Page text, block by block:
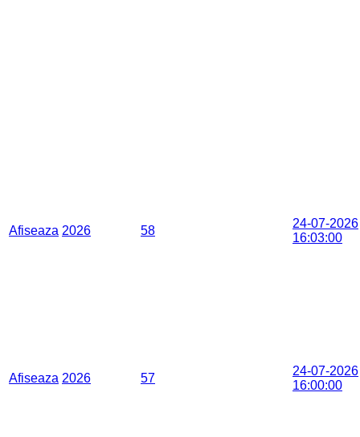
Afiseaza 2026 58
24-07-2026
16:03:00
Afiseaza 2026 57
24-07-2026
16:00:00